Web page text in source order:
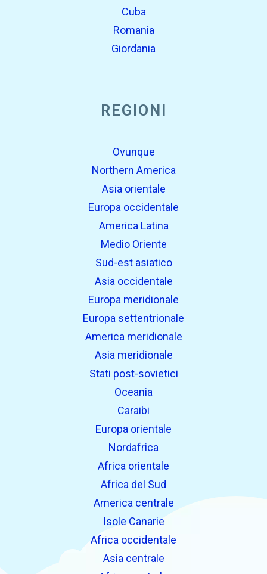
Cuba
Romania
Giordania
REGIONI
Ovunque
Northern America
Asia orientale
Europa occidentale
America Latina
Medio Oriente
Sud-est asiatico
Asia occidentale
Europa meridionale
Europa settentrionale
America meridionale
Asia meridionale
Stati post-sovietici
Oceania
Caraibi
Europa orientale
Nordafrica
Africa orientale
Africa del Sud
America centrale
Isole Canarie
Africa occidentale
Asia centrale